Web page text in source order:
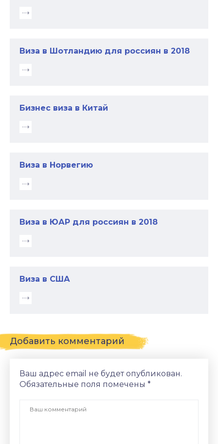
Виза в Шотландию для россиян в 2018
Бизнес виза в Китай
Виза в Норвегию
Виза в ЮАР для россиян в 2018
Виза в США
Добавить комментарий
Ваш адрес email не будет опубликован.
Обязательные поля помечены *